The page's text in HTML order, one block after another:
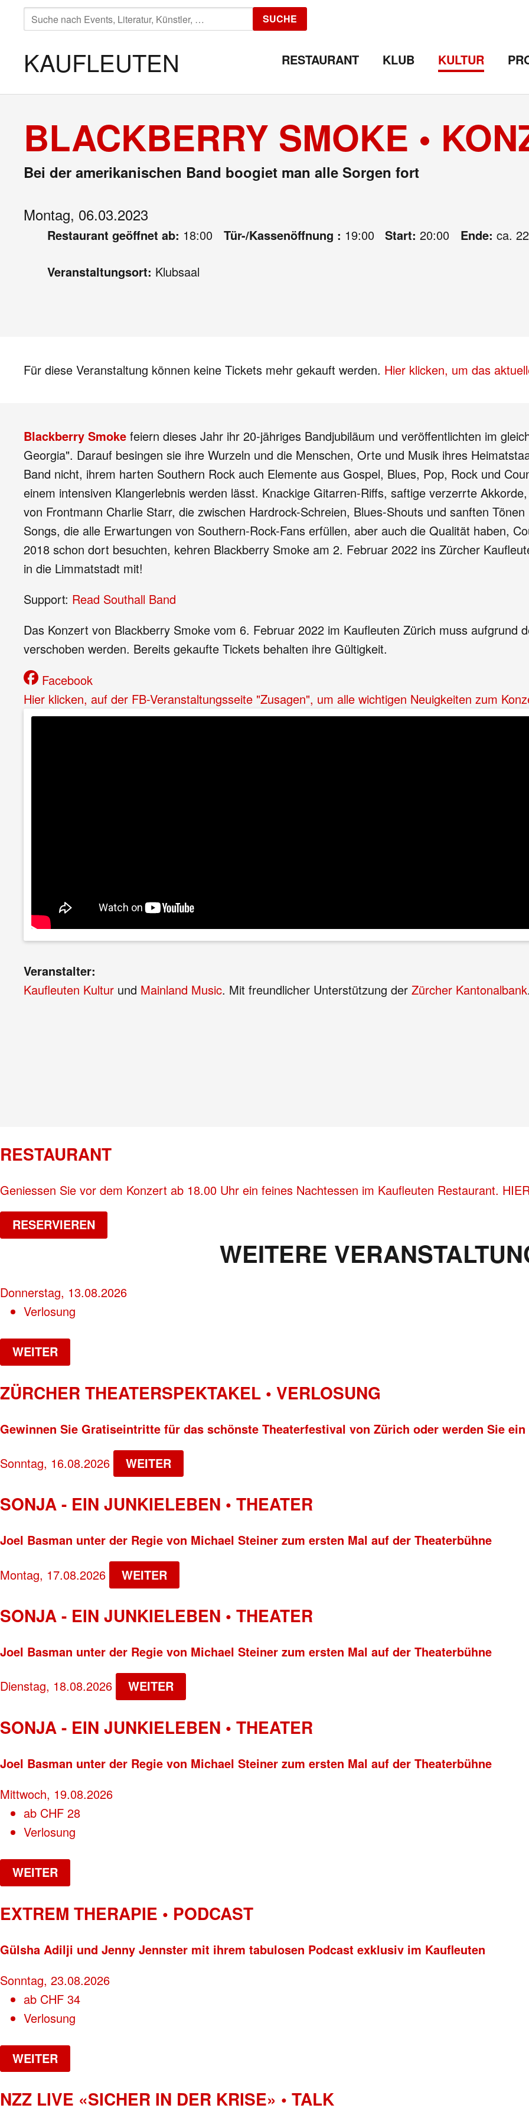
SUCHE
NACH:
SUCHE
KAUFLEUTEN RESTAURANT KLUB KULTUR
BLACKBERRY SMOKE •
Bei der amerikanischen Band boogiet man alle Sorgen fort
Montag, 06.03.2023
Restaurant geöffnet ab: 18:00 Tür-/Kassenöffnung : 19:00 Start: 20:00 Ende: ca.
Veranstaltungsort: Klubsaal
Für diese Veranstaltung können keine Tickets mehr gekauft werden. Hier klicken, um das
Blackberry Smoke feiern dieses Jahr ihr 20-jähriges Bandjubiläum und veröffentlichten im
Georgia". Darauf besingen sie ihre Wurzeln und die Menschen, Orte und Musik ihres
Band nicht, ihrem harten Southern Rock auch Elemente aus Gospel, Blues, Pop, Rock und
einem intensiven Klangerlebnis werden lässt. Knackige Gitarren-Riffs, saftige verzerrte
von Frontmann Charlie Starr, die zwischen Hardrock-Schreien, Blues-Shouts und sanften
Songs, die alle Erwartungen von Southern-Rock-Fans erfüllen, aber auch die Qualität haben,
2018 schon dort besuchten, kehren Blackberry Smoke am 2. Februar 2022 ins Zürcher
in die Limmatstadt mit!
Support: Read Southall Band
Das Konzert von Blackberry Smoke vom 6. Februar 2022 im Kaufleuten Zürich muss aufgrund
verschoben werden. Bereits gekaufte Tickets behalten ihre Gültigkeit.
Facebook
Hier klicken, auf der FB-Veranstaltungsseite "Zusagen", um alle wichtigen Neuigkeiten zum
Veranstalter:
Kaufleuten Kultur und Mainland Music. Mit freundlicher Unterstützung der Zürcher Kantonalbank
RESTAURANT
Geniessen Sie vor dem Konzert ab 18.00 Uhr ein feines Nachtessen im Kaufleuten Restaurant.
RESERVIEREN
WEITERE
Donnerstag, 13.08.2026
Verlosung
WEITER
ZÜRCHER THEATERSPEKTAKEL • VERLOSUNG
Gewinnen Sie Gratiseintritte für das schönste Theaterfestival von Zürich oder werden Sie
Sonntag, 16.08.2026 WEITER
SONJA - EIN JUNKIELEBEN • THEATER
Joel Basman unter der Regie von Michael Steiner zum ersten Mal auf der Theaterbühne
Montag, 17.08.2026 WEITER
SONJA - EIN JUNKIELEBEN • THEATER
Joel Basman unter der Regie von Michael Steiner zum ersten Mal auf der Theaterbühne
Dienstag, 18.08.2026 WEITER
SONJA - EIN JUNKIELEBEN • THEATER
Joel Basman unter der Regie von Michael Steiner zum ersten Mal auf der Theaterbühne
Mittwoch, 19.08.2026
ab CHF 28
Verlosung
WEITER
EXTREM THERAPIE • PODCAST
Gülsha Adilji und Jenny Jennster mit ihrem tabulosen Podcast exklusiv im Kaufleuten
Sonntag, 23.08.2026
ab CHF 34
Verlosung
WEITER
NZZ LIVE «SICHER IN DER KRISE» • TALK